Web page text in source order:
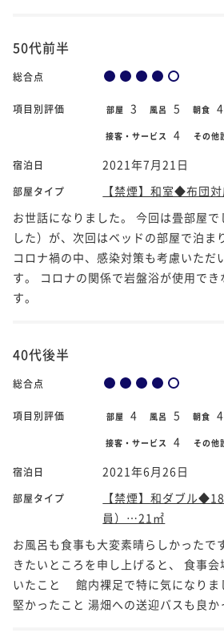
50代前半
総合点
項目別評価 部屋 3 風呂 5 朝食 4
接客・サービス 4 その他
宿泊日 2021年7月21日
部屋タイプ
【禁煙】和室◆布団
お世話になりました。 今回は畳部屋
した）が、次回はベッドの部屋で泊ま
コロナ禍の中、感染対策も考慮いただ
す。 コロナの関係で岩盤浴が使用で
す。
40代後半
総合点
項目別評価 部屋 4 風呂 5 朝食 4
接客・サービス 4 その他
宿泊日 2021年6月26日
部屋タイプ
【禁煙】和ダブル
員）…21㎡
お風呂も食事も大変素晴らしかったで
きたいところを申し上げると、 食事
いたこと 館内裸足で特に気になりま
堅かったこと 湯畑への送迎バスも良か